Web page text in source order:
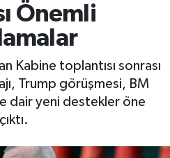
Önemli
Kabine toplantısı sonrası
Trump görüşmesi, BM
dair yeni destekler öne
çıktı.